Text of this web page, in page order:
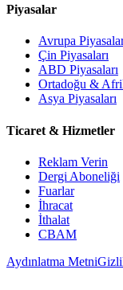
Piyasalar
Avrupa
Çin Piyasaları
ABD Piyasaları
Ortadoğu &
Asya Piyasaları
Ticaret & Hizmetler
Reklam Verin
Dergi Aboneliği
Fuarlar
İhracat
İthalat
CBAM
Aydınlatma Metni